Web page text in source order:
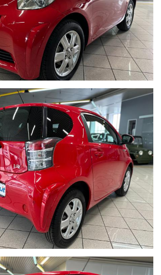
Continental
175/65 R15 84T al 70%
personalizzati e polizze assicurative
sono indicati nel contratto di vendita,
di garanzia.